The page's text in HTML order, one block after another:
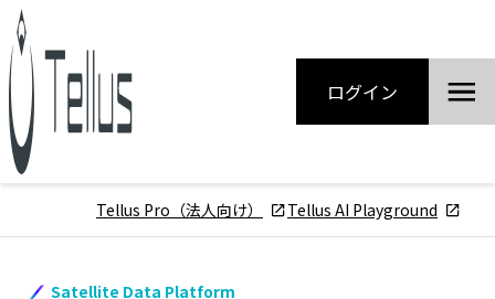
ログイン
Tellus Pro（法人向け） Tellus AI Playground
Satellite Data Platform